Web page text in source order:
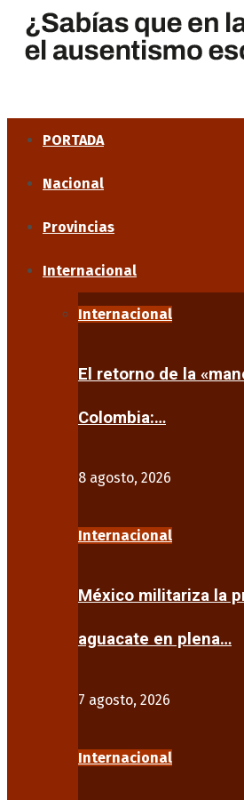
PORTADA
Nacional
Provincias
Internacional
Internacional
El retorno de la
Colombia:…
8 agosto, 2026
Internacional
México militariza la
aguacate en plena…
7 agosto, 2026
Internacional